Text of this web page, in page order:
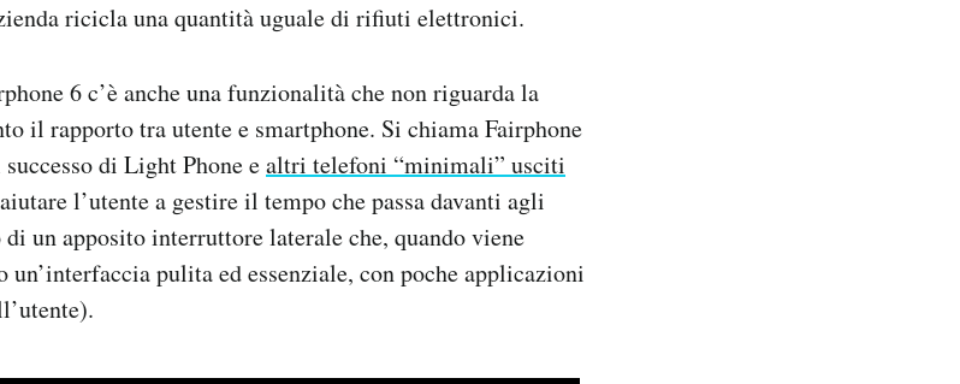
ricicla una quantità uguale di rifiuti elettronici.
6 c’è anche una funzionalità che non riguarda la
il rapporto tra utente e smartphone. Si chiama Fairphone
di Light Phone ealtri telefoni “minimali” usciti
l’utente a gestire il tempo che passa davanti agli
un apposito interruttore laterale che, quando viene
pulita ed essenziale, con poche applicazioni